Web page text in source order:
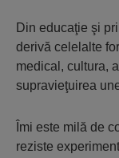
Din educaţie şi
derivă celelalte
medical, cultura,
supravieţuirea
Îmi este milă de
reziste